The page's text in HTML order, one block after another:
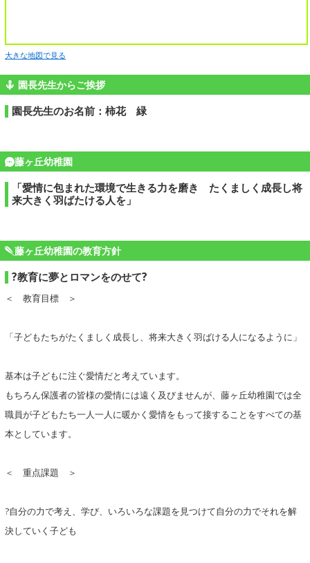
大きな地図で見る
園長先生からご挨拶
園長先生のお名前：柿花 緑
藤ヶ丘幼稚園
「愛情に包まれた環境で生きる力を磨き たくましく成長し将
来大きく羽ばたける人を」
藤ヶ丘幼稚園の教育方針
?教育に夢とロマンをのせて?
＜ 教育目標 ＞
「子どもたちがたくましく成長し、将来大きく羽ばける人になるように」
基本は子どもに注ぐ愛情だと考えています。
もちろん保護者の皆様の愛情には遠く及びませんが、藤ヶ丘幼稚園では全
職員が子どもたち一人一人に暖かく愛情をもって接することをすべての基
本としています。
＜ 重点課題 ＞
?自分の力で考え、学び、いろいろな課題を見つけて自分の力でそれを解
決していく子ども